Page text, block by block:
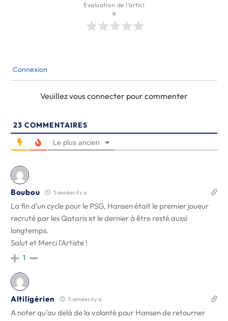
Évaluation de l'articl
e
Connexion
Veuillez vous connecter pour commenter
23 COMMENTAIRES
Le plus ancien
Boubou 5 années il y a
La fin d’un cycle pour le PSG, Hansen était le premier joueur
recruté par les Qataris et le dernier à être resté aussi
longtemps.
Salut et Merci l’Artiste !
1
Altiligérien 5 années il y a
A noter qu’au delà de la volonté pour Hansen de retourner